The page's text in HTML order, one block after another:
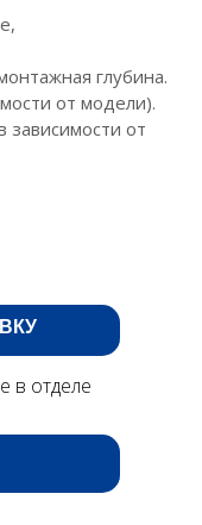
глубина.
от модели).
зависимости от
в отделе